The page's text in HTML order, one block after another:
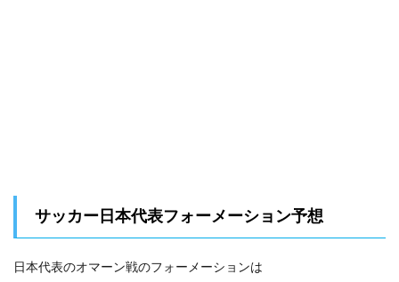
サッカー日本代表フォーメーション予想
日本代表のオマーン戦のフォーメーションは